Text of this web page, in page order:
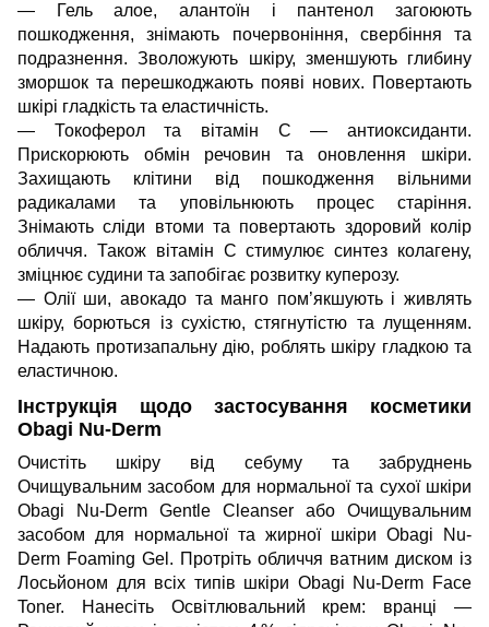
— Гель алое, алантоїн і пантенол загоюють
пошкодження, знімають почервоніння, свербіння та
подразнення. Зволожують шкіру, зменшують глибину
зморшок та перешкоджають появі нових. Повертають
шкірі гладкість та еластичність.
— Токоферол та вітамін C — антиоксиданти.
Прискорюють обмін речовин та оновлення шкіри.
Захищають клітини від пошкодження вільними
радикалами та уповільнюють процес старіння.
Знімають сліди втоми та повертають здоровий колір
обличчя. Також вітамін C стимулює синтез колагену,
зміцнює судини та запобігає розвитку куперозу.
— Олії ши, авокадо та манго пом’якшують і живлять
шкіру, борються із сухістю, стягнутістю та лущенням.
Надають протизапальну дію, роблять шкіру гладкою та
еластичною.
Інструкція щодо застосування косметики
Obagi Nu-Derm
Очистіть шкіру від себуму та забруднень
Очищувальним засобом для нормальної та сухої шкіри
Obagi Nu-Derm Gentle Cleanser або Очищувальним
засобом для нормальної та жирної шкіри Obagi Nu-
Derm Foaming Gel . Протріть обличчя ватним диском із
Лосьйоном для всіх типів шкіри Obagi Nu-Derm Face
Toner. Нанесіть Освітлювальний крем: вранці —